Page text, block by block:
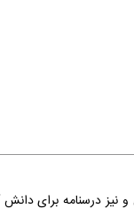
نیز درس‏نامه برای